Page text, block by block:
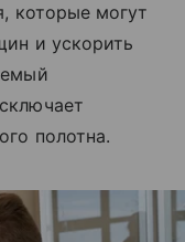
которые могут
и ускорить
полотна.